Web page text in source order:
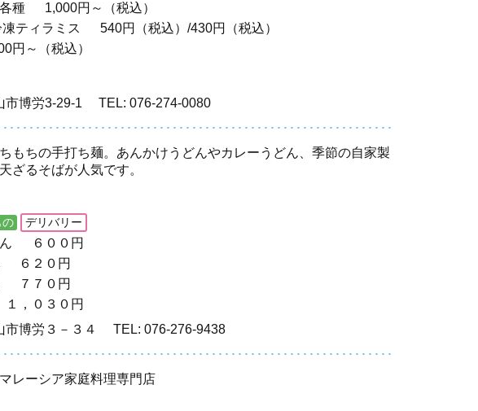
種
1,000円～（税込）
ティラミス
540円（税込）/430円（税込）
円～（税込）
市博労3-29-1 TEL: 076-274-0080
もちの手打ち麺。あんかけうどんやカレーうどん、季節の自家製
ざるそばが人気です。
の デリバリー
６００円
６２０円
７７０円
１，０３０円
市博労３－３４
TEL: 076-276-9438
レーシア家庭料理専門店